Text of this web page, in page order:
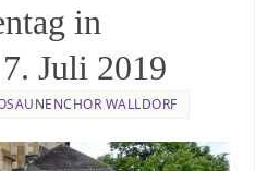
in
Juli 2019
WALLDORF